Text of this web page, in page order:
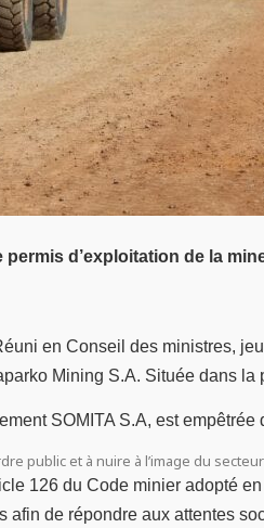
d’exploitation de la
en Conseil des ministres,
Mining S.A. Située dans
SOMITA S.A, est
public et à nuire à l’image du
126 du Code minier adopté
afin de répondre aux attentes